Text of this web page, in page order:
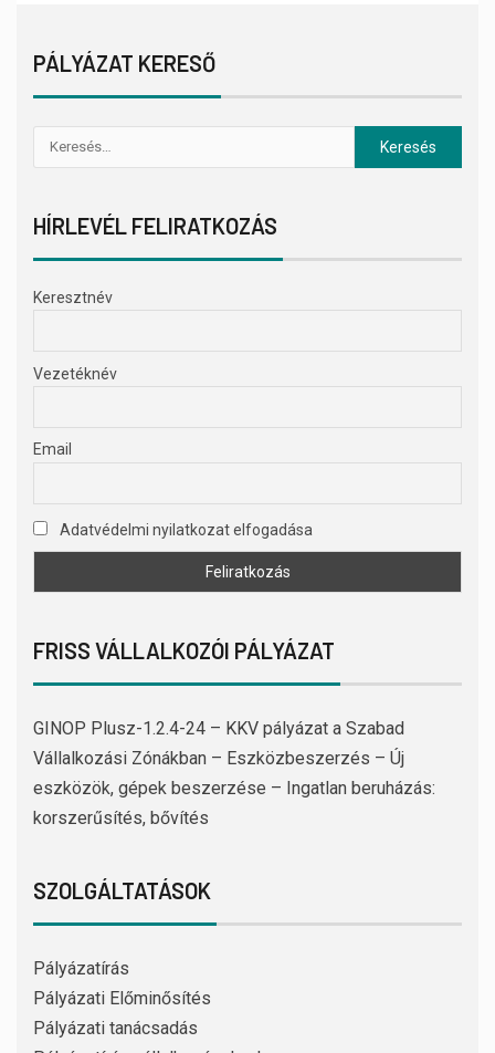
PÁLYÁZAT KERESŐ
HÍRLEVÉL FELIRATKOZÁS
Keresztnév
Vezetéknév
Email
Adatvédelmi nyilatkozat elfogadása
FRISS VÁLLALKOZÓI PÁLYÁZAT
GINOP Plusz-1.2.4-24 – KKV pályázat a Szabad
Vállalkozási Zónákban – Eszközbeszerzés – Új
eszközök, gépek beszerzése – Ingatlan beruházás:
korszerűsítés, bővítés
SZOLGÁLTATÁSOK
Pályázatírás
Pályázati Előminősítés
Pályázati tanácsadás